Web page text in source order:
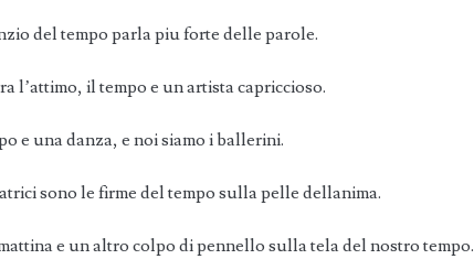
del tempo parla piu forte delle parole.
l’attimo, il tempo e un artista capriccioso.
e una danza, e noi siamo i ballerini.
sono le firme del tempo sulla pelle dellanima.
e un altro colpo di pennello sulla tela del nostro tempo.